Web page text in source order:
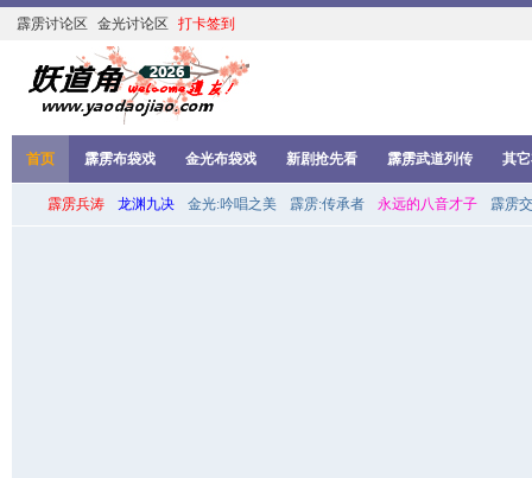
霹雳讨论区 金光讨论区 打卡签到
首页 霹雳布袋戏 金光布袋戏 新剧抢先看 霹雳武道列传 其
霹雳兵涛 龙渊九决 金光:吟唱之美 霹雳:传承者 永远的八音才子 霹雳